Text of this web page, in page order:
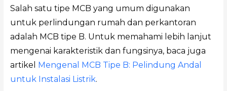
Salah satu tipe MCB yang umum digunakan
untuk perlindungan rumah dan perkantoran
adalah MCB tipe B. Untuk memahami lebih lanjut
mengenai karakteristik dan fungsinya, baca juga
artikel Mengenal MCB Tipe B: Pelindung Andal
untuk Instalasi Listrik.